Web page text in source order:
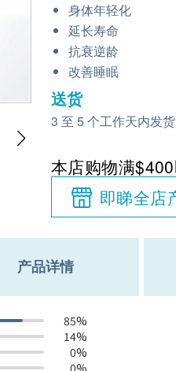
身体年轻化
延长寿命
抗衰逆龄
改善睡眠
送货
3 至 5 个工作天内发货
本店购物满
即睇全店
产品详情
85%
14%
0%
0%